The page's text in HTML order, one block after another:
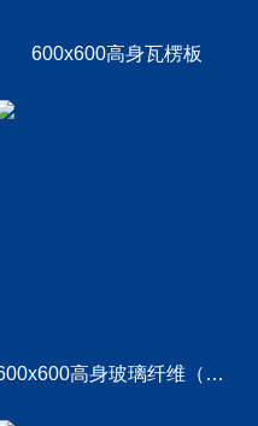
600x600高身瓦楞板
600x600高身玻璃纤维（岩棉）板